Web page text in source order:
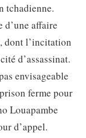
tchadienne.
affaire
dont l’incitation
d’assassinat.
envisageable
ferme pour
Louapambe
d’appel.